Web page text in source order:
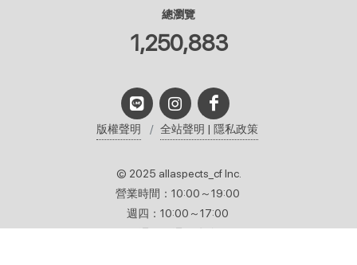
總瀏覽
1,250,883
版權聲明 全站聲明 | 隱私政策
© 2025 allaspects_cf Inc.
營業時間：10:00～19:00
週四：10:00～17:00